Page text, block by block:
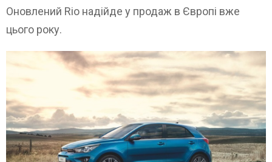
Оновлений Rio надійде у продаж в Європі вже
цього року.